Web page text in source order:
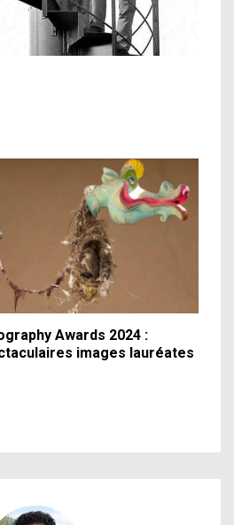
Awards 2024 :
images lauréates